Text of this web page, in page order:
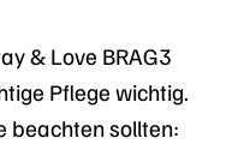
& Love BRAG3
Pflege wichtig.
beachten sollten: